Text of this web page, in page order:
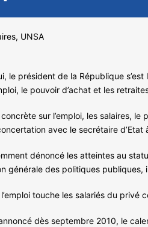
UNSA
le président de la République
le pouvoir d’achat et les
sur l’emploi, les salaires,
avec le secrétaire d’Etat
dénoncé les atteintes au
générale des politiques
touche les salariés du privé
dès septembre 2010, le